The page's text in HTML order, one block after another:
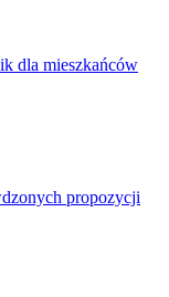
dla mieszkańców
propozycji